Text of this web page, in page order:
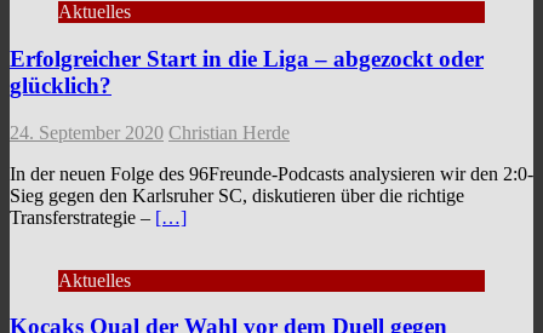
Aktuelles
Erfolgreicher Start in die Liga – abgezockt oder
glücklich?
24. September 2020 Christian Herde
In der neuen Folge des 96Freunde-Podcasts analysieren wir den 2:0-
Sieg gegen den Karlsruher SC, diskutieren über die richtige
Transferstrategie – […]
Aktuelles
Kocaks Qual der Wahl vor dem Duell gegen